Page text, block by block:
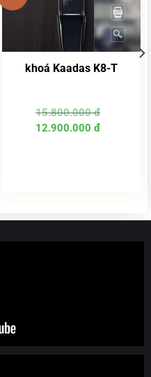
khoá Kaadas K8-T
15.800.000đ
Giá
gốc
12.900.000 đ